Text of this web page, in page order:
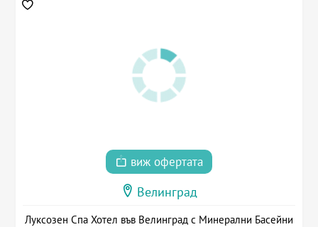
виж офертата
Велинград
Луксозен Спа Хотел във Велинград с Минерални Басейни